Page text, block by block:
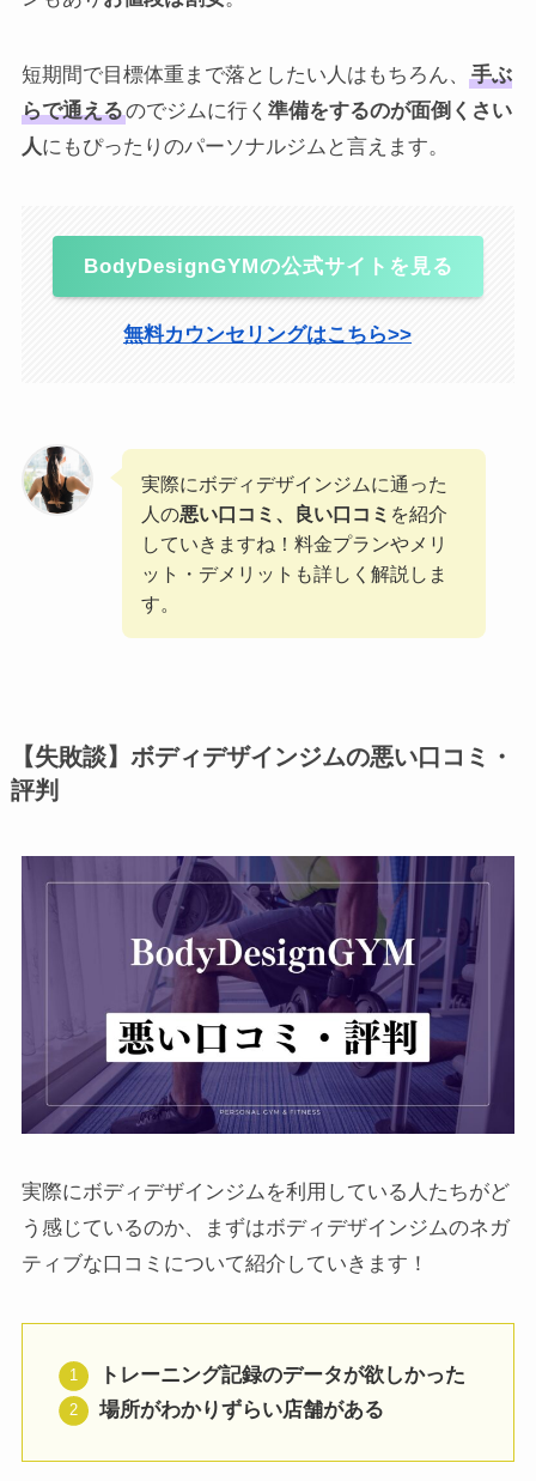
短期間で目標体重まで落としたい人はもちろん、
手ぶ
らで通えるのでジムに行く 準備をするのが面倒くさい
人にもぴったりのパーソナルジムと言えます。
BodyDesignGYMの公式サイトを見る
無料カウンセリングはこちら>>
実際にボディデザインジムに通った
人の悪い口コミ、良い口コミ を紹介
していきますね！料金プランやメリ
ット・デメリットも詳しく解説しま
す。
【失敗談】ボディデザインジムの悪い口コミ・
評判
実際にボディデザインジムを利用している人たちがど
う感じているのか、まずはボディデザインジムのネガ
ティブな口コミについて紹介していきます！
トレーニング記録のデータが欲しかった
場所がわかりずらい店舗がある